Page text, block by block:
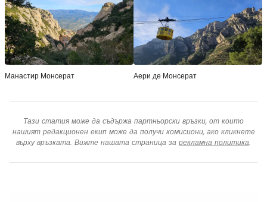
Манастир Монсерат Аери де Монсерат
Тази статия може да съдържа партньорски връзки, от които
нашият редакционен екип може да получи комисиони, ако кликнете
върху връзката. Вижте нашата страница за рекламна политика.